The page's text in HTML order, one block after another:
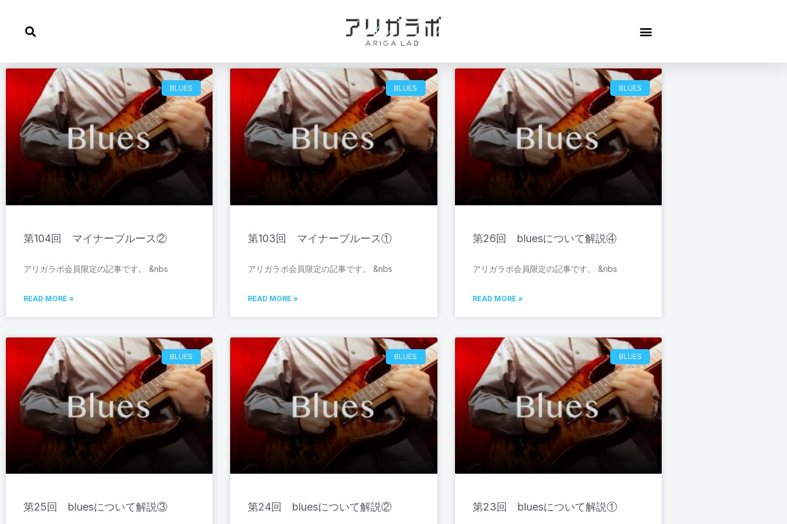
BLUES
第104回 マイナーブルース②
アリガラボ会員限定の記事です。 &nbs
READ MORE »
BLUES
第103回 マイナーブルース①
アリガラボ会員限定の記事です。 &nbs
READ MORE »
BLUES
第26回 bluesについて解説④
アリガラボ会員限定の記事です。 &nbs
READ MORE »
BLUES
第25回 bluesについて解説③
BLUES
第24回 bluesについて解説②
BLUES
第23回 bluesについて解説①